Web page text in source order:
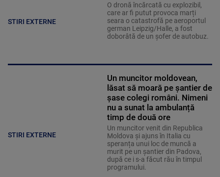
STIRI EXTERNE
O dronă încărcată cu explozibil,
care ar fi putut provoca marți
seara o catastrofă pe aeroportul
german Leipzig/Halle, a fost
doborâtă de un șofer de autobuz.
STIRI EXTERNE
Un muncitor moldovean,
lăsat să moară pe șantier de
șase colegi români. Nimeni
nu a sunat la ambulanță
timp de două ore
Un muncitor venit din Republica
Moldova și ajuns în Italia cu
speranța unui loc de muncă a
murit pe un șantier din Padova,
după ce i s-a făcut rău în timpul
programului.